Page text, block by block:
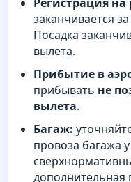
заканчивается за
Посадка
вылета.
Прибытие в
прибывать не
вылета.
Багаж:
провоза багажа
дополнительная